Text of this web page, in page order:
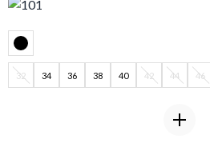
32 34 36 38 40 42 44 46